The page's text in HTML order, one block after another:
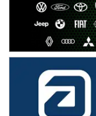
NORESTE
Ciudad de Avellaneda
Avellaneda (Santa Fe)
SUR SANTAFESINO -
Rufino (Santa Fe)
TUCUMANO - F5
Juan Navarro (Asfalto)